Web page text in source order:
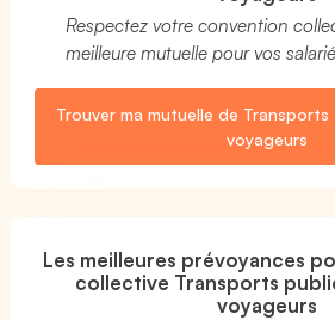
Respectez votre convention
meilleure mutuelle pour vos
Trouver ma mutuelle de
voyageurs
Les meilleures prévoyances
collective Transports
voyageurs